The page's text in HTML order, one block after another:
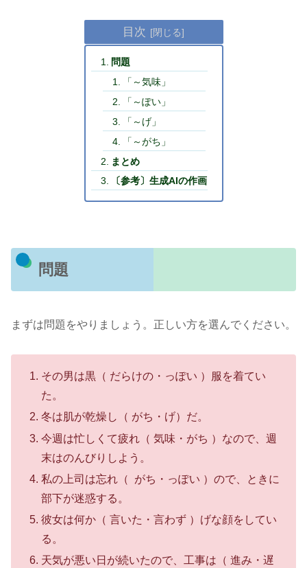
目次
問題
「～気味」
「～ぽい」
「～げ」
「～がち」
まとめ
〔参考〕生成AIの作画
問題
まずは問題をやりましょう。正しい方を選んでください。
その男は黒（ だらけの・っぽい ）服を着てい
た。
冬は肌が乾燥し（ がち・げ）だ。
今週は忙しくて疲れ（ 気味・がち ）なので、週
末はのんびりしよう。
私の上司は忘れ（ がち・っぽい ）ので、ときに
部下が迷惑する。
彼女は何か（ 言いた・言わず ）げな顔をしてい
る。
天気が悪い日が続いたので、工事は（ 進み・遅